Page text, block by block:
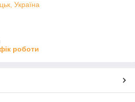
Україна
роботи